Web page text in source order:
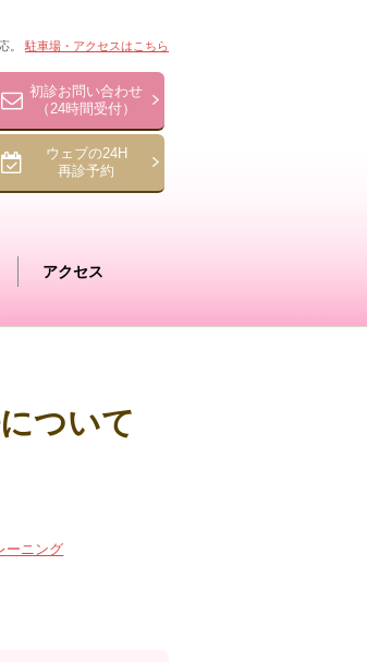
。 駐車場・アクセスはこちら
初診お問い合わせ
（24時間受付）
ウェブの24H
再診予約
アクセス
ついて
ーニング